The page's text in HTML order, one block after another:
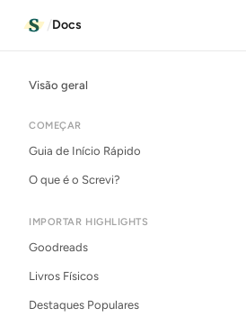
/Docs
Visão geral
COMEÇAR
Guia de Início Rápido
O que é o Screvi?
IMPORTAR HIGHLIGHTS
Goodreads
Livros Físicos
Destaques Populares